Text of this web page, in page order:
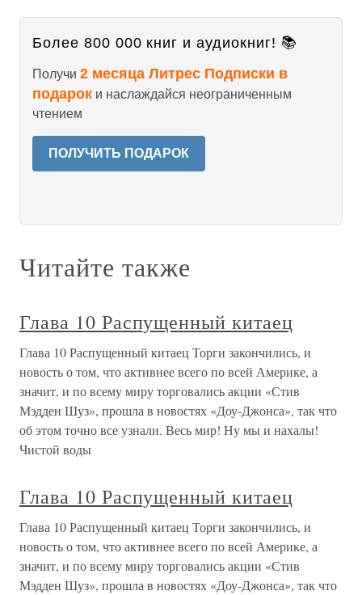
Более 800 000 книг и аудиокниг! 📚
Получи 2 месяца Литрес Подписки в
подарок и наслаждайся неограниченным
чтением
ПОЛУЧИТЬ ПОДАРОК
Читайте также
Глава 10 Распущенный китаец
Глава 10 Распущенный китаец Торги закончились, и
новость о том, что активнее всего по всей Америке, а
значит, и по всему миру торговались акции «Стив
Мэдден Шуз», прошла в новостях «Доу-Джонса», так что
об этом точно все узнали. Весь мир! Ну мы и нахалы!
Чистой воды
Глава 10 Распущенный китаец
Глава 10 Распущенный китаец Торги закончились, и
новость о том, что активнее всего по всей Америке, а
значит, и по всему миру торговались акции «Стив
Мэдден Шуз», прошла в новостях «Доу-Джонса», так что